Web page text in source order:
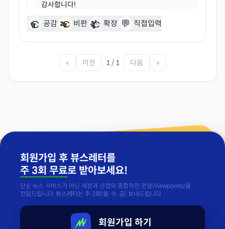
공감 비판 확장 💬 직접입력
« 이전 1 / 1 다음 »
회원가입 후 뷰스레터를
주 3회 무료로 받아보세요!
단순 뉴스 서비스가 아닌 세상과 산업의 종합적인 관점(Viewpoints)을
전달드립니다. 뷰스레터는 주 3회(월, 수, 금) 보내드립니다.
회원가입 하기